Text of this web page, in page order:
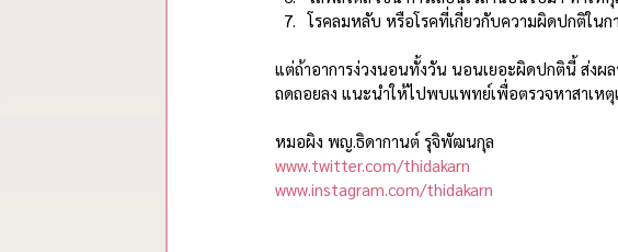
โรคลมหลับ หรือโรคที่เกี่ยวกับความผิดปกติใน
แต่ถ้าอาการง่วงนอนทั้งวัน นอนเยอะผิดปกตินี้ ส่งผ
ถดถอยลง แนะนำให้ไปพบแพทย์เพื่อตรวจหาสาเห
หมอผิง พญ.ธิดากานต์ รุจิพัฒนกุล
www.twitter.com/thidakarn
www.instagram.com/thidakarn